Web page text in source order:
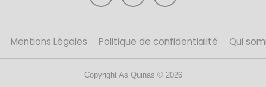
Mentions Légales Politique de confidentialité Qui
Copyright As Quinas © 2026